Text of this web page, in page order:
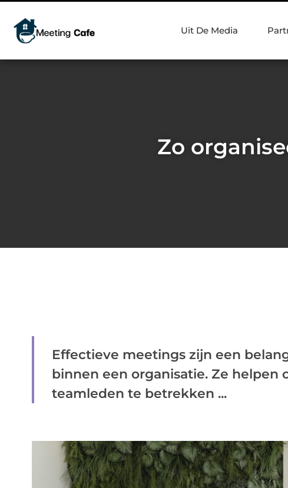
Uit De Media
Zo
Effectieve meetings zijn een
binnen een organisatie. Ze helpen
teamleden te betrekken ...